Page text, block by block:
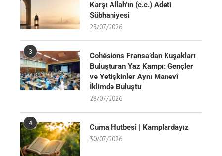
Karşı Allah’ın (c.c.) Adeti
Sübhaniyesi
23/07/2026
3
Cohésions Fransa’dan Kuşakları
Buluşturan Yaz Kampı: Gençler
ve Yetişkinler Aynı Manevî
İklimde Buluştu
28/07/2026
4 Cuma Hutbesi | Kamplardayız
30/07/2026